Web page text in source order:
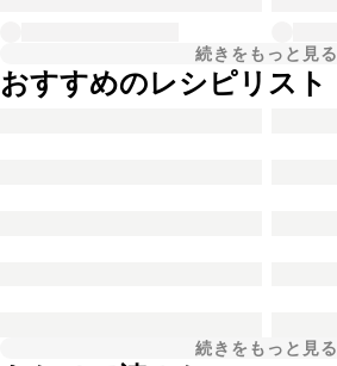
続きをもっと見る
おすすめのレシピリスト
続きをもっと見る